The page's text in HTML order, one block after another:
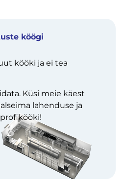
köögi
kööki ja ei tea
Küsi meie käest
lahenduse ja